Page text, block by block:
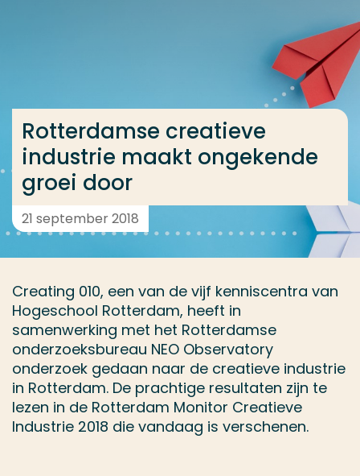
... > Rotterdamse creatieve industrie maakt
Rotterdamse creatieve
industrie maakt ongekende
groei door
21 september 2018
Creating 010, een van de vijf kenniscentra van
Hogeschool Rotterdam, heeft in
samenwerking met het Rotterdamse
onderzoeksbureau NEO Observatory
onderzoek gedaan naar de creatieve industrie
in Rotterdam. De prachtige resultaten zijn te
lezen in de Rotterdam Monitor Creatieve
Industrie 2018 die vandaag is verschenen.
Veel gezocht
Opleiding
Contact